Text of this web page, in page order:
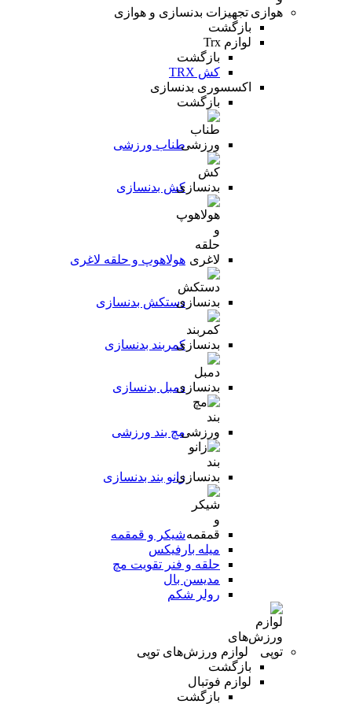
تجهیزات بدنسازی و هوازی
بازگشت
لوازم Trx
بازگشت
کش TRX
اکسسوری بدنسازی
بازگشت
طناب ورزشی
کش بدنسازی
هولاهوپ و حلقه لاغری
دستکش بدنسازی
کمربند بدنسازی
دمبل بدنسازی
مچ بند ورزشی
زانو بند بدنسازی
شیکر و قمقمه
میله بارفیکس
حلقه و فنر تقویت مچ
مدیسن بال
رولر شکم
لوازم ورزش‌های توپی
بازگشت
لوازم فوتبال
بازگشت